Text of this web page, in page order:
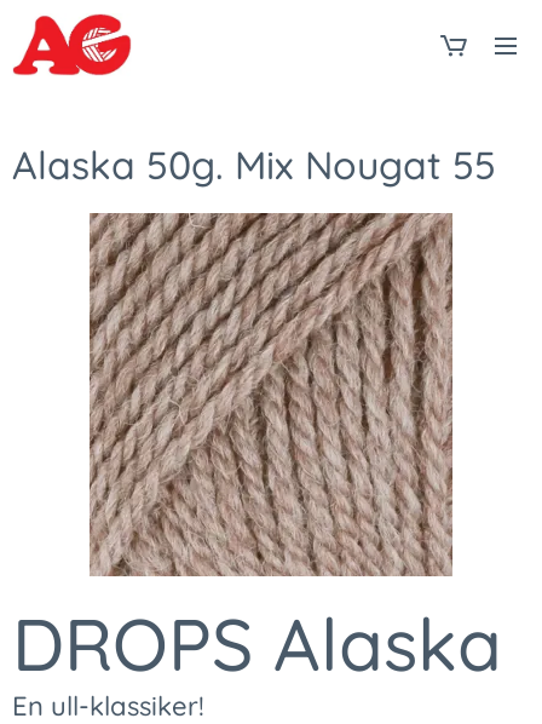
Alaska 50g. Mix Nougat 55
DROPS Alaska
En ull-klassiker!